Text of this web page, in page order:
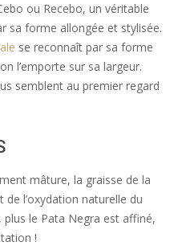
ou Recebo, un véritable
sa forme allongée et stylisée.
se reconnaît par sa forme
l’emporte sur sa largeur.
semblent au premier regard
mâture, la graisse de la
l’oxydation naturelle du
le Pata Negra est affiné,
!